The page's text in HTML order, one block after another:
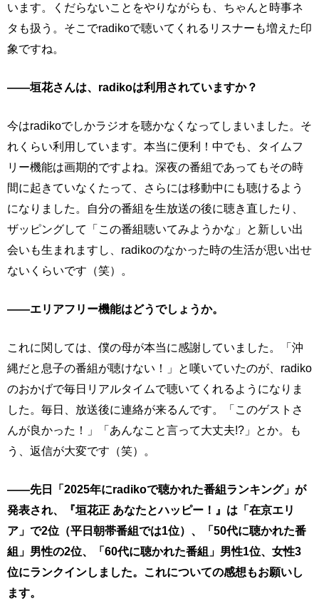
います。くだらないことをやりながらも、ちゃんと時事ネ
タも扱う。そこでradikoで聴いてくれるリスナーも増えた印
象ですね。
――垣花さんは、radikoは利用されていますか？
今はradikoでしかラジオを聴かなくなってしまいました。そ
れくらい利用しています。本当に便利！中でも、タイムフ
リー機能は画期的ですよね。深夜の番組であってもその時
間に起きていなくたって、さらには移動中にも聴けるよう
になりました。自分の番組を生放送の後に聴き直したり、
ザッピングして「この番組聴いてみようかな」と新しい出
会いも生まれますし、radikoのなかった時の生活が思い出せ
ないくらいです（笑）。
――エリアフリー機能はどうでしょうか。
これに関しては、僕の母が本当に感謝していました。「沖
縄だと息子の番組が聴けない！」と嘆いていたのが、radiko
のおかげで毎日リアルタイムで聴いてくれるようになりま
した。毎日、放送後に連絡が来るんです。「このゲストさ
んが良かった！」「あんなこと言って大丈夫!?」とか。も
う、返信が大変です（笑）。
――先日「2025年にradikoで聴かれた番組ランキング」が
発表され、『垣花正 あなたとハッピー！』は「在京エリ
ア」で2位（平日朝帯番組では1位）、「50代に聴かれた番
組」男性の2位、「60代に聴かれた番組」男性1位、女性3
位にランクインしました。これについての感想もお願いし
ます。